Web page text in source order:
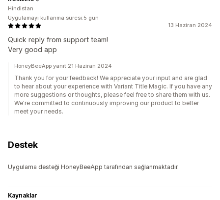
13 Haziran 2024
Quick reply from support team!
Very good app
Hindistan
Uygulamayı kullanma süresi:5 gün
HoneyBeeApp yanıt 21 Haziran 2024
Thank you for your feedback! We appreciate your input and are glad
to hear about your experience with Variant Title Magic. If you have any
more suggestions or thoughts, please feel free to share them with us.
We're committed to continuously improving our product to better
meet your needs.
Destek
Uygulama desteği HoneyBeeApp tarafından sağlanmaktadır.
Kaynaklar